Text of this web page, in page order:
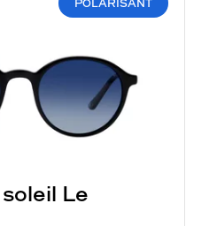
POLARISANT
Le